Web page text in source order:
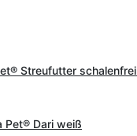
Streufutter schalenfrei